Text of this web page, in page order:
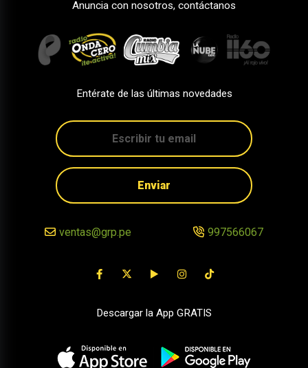
Anuncia con nosotros, contáctanos
Entérate de las últimas novedades
Enviar
ventas@grp.pe 997566067
Descargar la App GRATIS